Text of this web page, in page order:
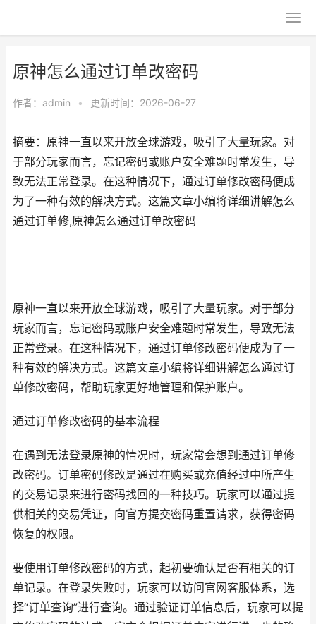
原神怎么通过订单改密码
作者： admin • 更新时间：2026-06-27
摘要：原神一直以来开放全球游戏，吸引了大量玩家。对
于部分玩家而言，忘记密码或账户安全难题时常发生，导
致无法正常登录。在这种情况下，通过订单修改密码便成
为了一种有效的解决方式。这篇文章小编将详细讲解怎么
通过订单修,原神怎么通过订单改密码
原神一直以来开放全球游戏，吸引了大量玩家。对于部分
玩家而言，忘记密码或账户安全难题时常发生，导致无法
正常登录。在这种情况下，通过订单修改密码便成为了一
种有效的解决方式。这篇文章小编将详细讲解怎么通过订
单修改密码，帮助玩家更好地管理和保护账户。
通过订单修改密码的基本流程
在遇到无法登录原神的情况时，玩家常会想到通过订单修
改密码。订单密码修改是通过在购买或充值经过中所产生
的交易记录来进行密码找回的一种技巧。玩家可以通过提
供相关的交易凭证，向官方提交密码重置请求，获得密码
恢复的权限。
要使用订单修改密码的方式，起初要确认是否有相关的订
单记录。在登录失败时，玩家可以访问官网客服体系，选
择“订单查询”进行查询。通过验证订单信息后，玩家可以提